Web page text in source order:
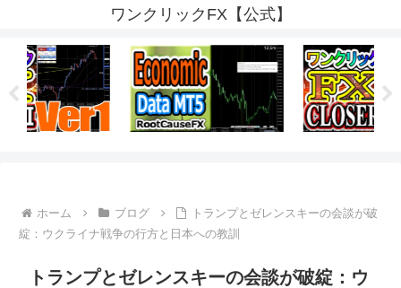
ワンクリックFX【公式】
ホーム ブログ
トランプとゼレンスキーの会談が破
綻：ウクライナ戦争の行方と日本への教訓
トランプとゼレンスキーの会談が破綻：ウ